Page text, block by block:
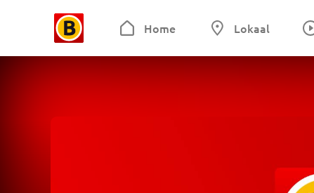
Home Lokaal